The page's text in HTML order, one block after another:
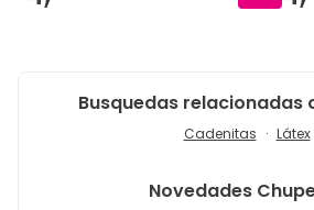
Busquedas relacionadas
Cadenitas Látex
Novedades